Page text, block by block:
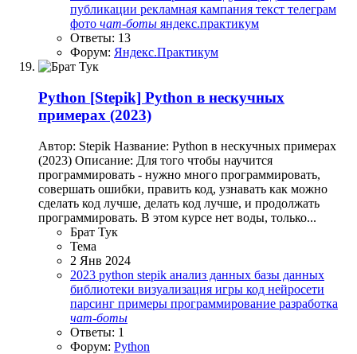
публикации рекламная кампания текст телеграм
фото чат-боты яндекс.практикум
Ответы: 13
Форум: Яндекс.Практикум
Python [Stepik] Python в нескучных
примерах (2023)
Автор: Stepik Название: Python в нескучных примерах
(2023) Описание: Для того чтобы научится
программировать - нужно много программировать,
совершать ошибки, править код, узнавать как можно
сделать код лучше, делать код лучше, и продолжать
программировать. В этом курсе нет воды, только...
Брат Тук
Тема
2 Янв 2024
2023 python stepik анализ данных базы данных
библиотеки визуализация игры код нейросети
парсинг примеры программирование разработка
чат-боты
Ответы: 1
Форум: Python